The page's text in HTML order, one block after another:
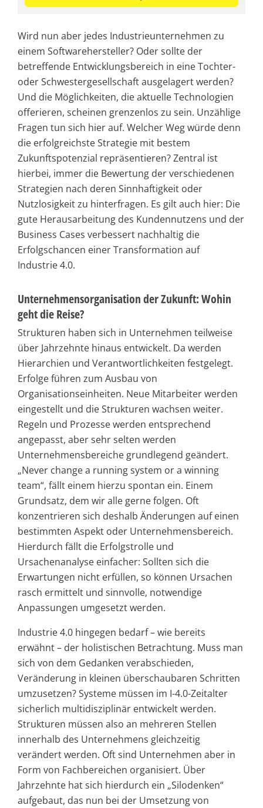
Wird nun aber jedes Industrieunternehmen zu
einem Softwarehersteller? Oder sollte der
betreffende Entwicklungsbereich in eine Tochter-
oder Schwestergesellschaft ausgelagert werden?
Und die Möglichkeiten, die aktuelle Technologien
offerieren, scheinen grenzenlos zu sein. Unzählige
Fragen tun sich hier auf. Welcher Weg würde denn
die erfolgreichste Strategie mit bestem
Zukunftspotenzial repräsentieren? Zentral ist
hierbei, immer die Bewertung der verschiedenen
Strategien nach deren Sinnhaftigkeit oder
Nutzlosigkeit zu hinterfragen. Es gilt auch hier: Die
gute Herausarbeitung des Kundennutzens und der
Business Cases verbessert nachhaltig die
Erfolgschancen einer Transformation auf
Industrie 4.0.
Unternehmensorganisation der Zukunft: Wohin
geht die Reise?
Strukturen haben sich in Unternehmen teilweise
über Jahrzehnte hinaus entwickelt. Da werden
Hierarchien und Verantwortlichkeiten festgelegt.
Erfolge führen zum Ausbau von
Organisationseinheiten. Neue Mitarbeiter werden
eingestellt und die Strukturen wachsen weiter.
Regeln und Prozesse werden entsprechend
angepasst, aber sehr selten werden
Unternehmensbereiche grundlegend geändert.
„Never change a running system or a winning
team“, fällt einem hierzu spontan ein. Einem
Grundsatz, dem wir alle gerne folgen. Oft
konzentrieren sich deshalb Änderungen auf einen
bestimmten Aspekt oder Unternehmensbereich.
Hierdurch fällt die Erfolgstrolle und
Ursachenanalyse einfacher: Sollten sich die
Erwartungen nicht erfüllen, so können Ursachen
rasch ermittelt und sinnvolle, notwendige
Anpassungen umgesetzt werden.
Industrie 4.0 hingegen bedarf – wie bereits
erwähnt – der holistischen Betrachtung. Muss man
sich von dem Gedanken verabschieden,
Veränderung in kleinen überschaubaren Schritten
umzusetzen? Systeme müssen im I-4.0-Zeitalter
sicherlich multidisziplinär entwickelt werden.
Strukturen müssen also an mehreren Stellen
innerhalb des Unternehmens gleichzeitig
verändert werden. Oft sind Unternehmen aber in
Form von Fachbereichen organisiert. Über
Jahrzehnte hat sich hierdurch ein „Silodenken“
aufgebaut, das nun bei der Umsetzung von